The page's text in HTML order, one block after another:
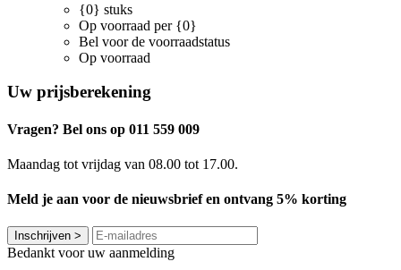
{0} stuks
Op voorraad per {0}
Bel voor de voorraadstatus
Op voorraad
Uw prijsberekening
Vragen? Bel ons op 011 559 009
Maandag tot vrijdag van 08.00 tot 17.00.
Meld je aan voor de nieuwsbrief en ontvang 5% korting
Inschrijven >
Bedankt voor uw aanmelding